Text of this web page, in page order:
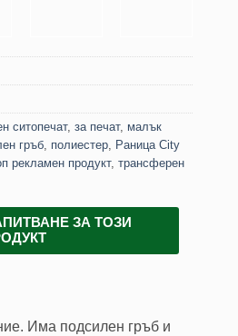
ситопечат, за печат, малък
гръб, полиестер, Раница City
рекламен продукт, трансферен
ЗА ТОЗИ
Има подсилен гръб и